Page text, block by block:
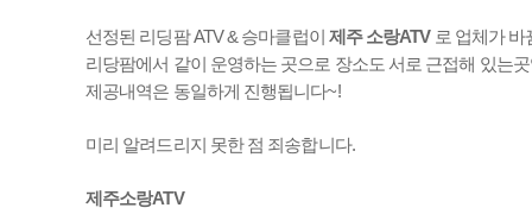
선정된 리딩팜 ATV & 승마클럽이 제주 소랑ATV 로 업체가
리당팜에서 같이 운영하는 곳으로 장소도 서로 근접해 있는
제공내역은 동일하게 진행됩니다~!
미리 알려드리지 못한 점 죄송합니다.
제주소랑ATV